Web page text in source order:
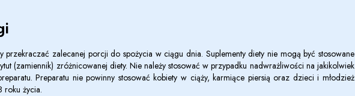
przekraczać zalecanej porcji do spożycia w ciągu dnia. Suplementy diety nie mogą być stosowane
(zamiennik) zróżnicowanej diety. Nie należy stosować w przypadku nadwrażliwości na jakikolwiek
Preparatu nie powinny stosować kobiety w ciąży, karmiące piersią oraz dzieci i młodzież
roku życia.